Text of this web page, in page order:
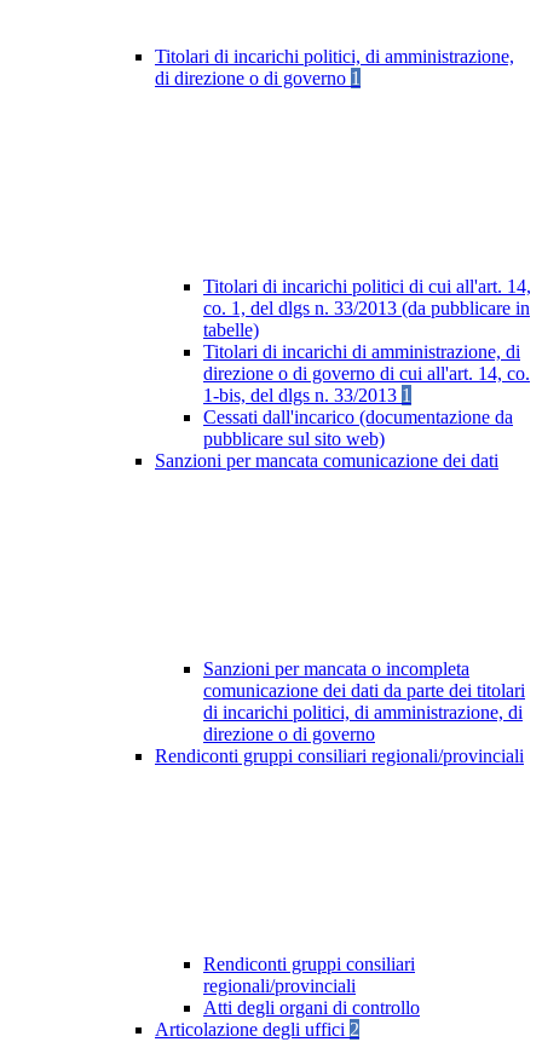
Titolari di incarichi politici, di amministrazione,
di direzione o di governo 1
Titolari di incarichi politici di cui all'art. 14,
co. 1, del dlgs n. 33/2013 (da pubblicare in
tabelle)
Titolari di incarichi di amministrazione, di
direzione o di governo di cui all'art. 14, co.
1-bis, del dlgs n. 33/2013 1
Cessati dall'incarico (documentazione da
pubblicare sul sito web)
Sanzioni per mancata comunicazione dei dati
Sanzioni per mancata o incompleta
comunicazione dei dati da parte dei titolari
di incarichi politici, di amministrazione, di
direzione o di governo
Rendiconti gruppi consiliari regionali/provinciali
Rendiconti gruppi consiliari
regionali/provinciali
Atti degli organi di controllo
Articolazione degli uffici 2